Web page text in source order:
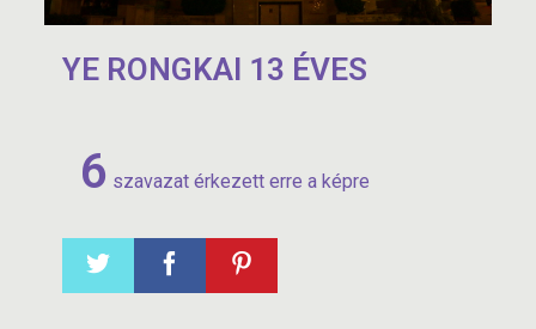
YE RONGKAI 13 ÉVES
6 szavazat érkezett erre a képre